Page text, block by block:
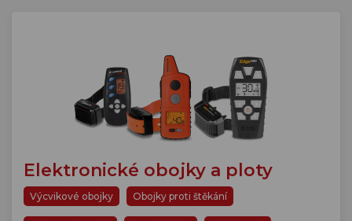
Elektronické obojky a ploty
Výcvikové obojky Obojky proti štěkání